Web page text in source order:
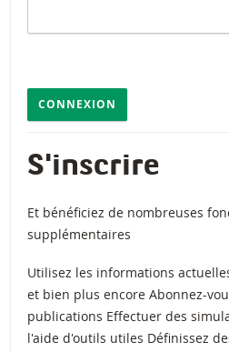
CONNEXION
S'inscrire
Et bénéficiez de nombreuses
supplémentaires
Utilisez les informations
et bien plus encore Abonnez-
publications Effectuer des
l'aide d'outils utiles Définissez